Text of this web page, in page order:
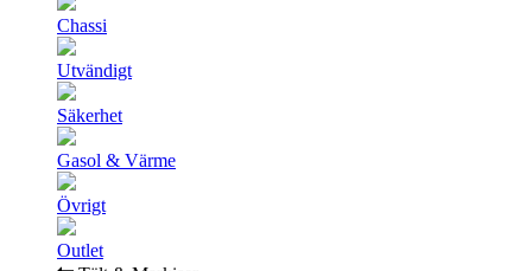
Chassi
Utvändigt
Säkerhet
Gasol & Värme
Övrigt
Outlet